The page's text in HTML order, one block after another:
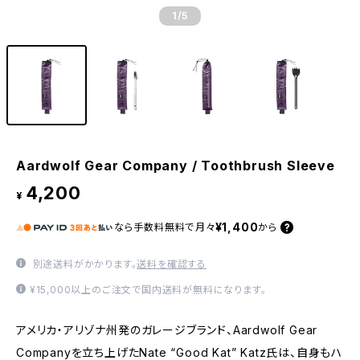
1 /5
Aardwolf Gear Company / Toothbrush Sleeve
¥ 4,200
なら 手数料無料で 月々¥1,400から
別途送料がかかります。送料を確認する
¥15,000以上のご注文で国内送料が無料になります。
アメリカ・アリゾナ州発のガレージブランド、Aardwolf Gear
Companyを立ち上げたNate “Good Kat” Katz氏は、自身もハ